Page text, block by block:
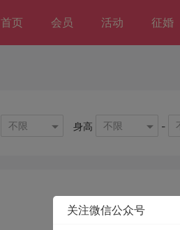
首页 会员 活动 征婚
不限 身高 不限 -
关注微信公众号